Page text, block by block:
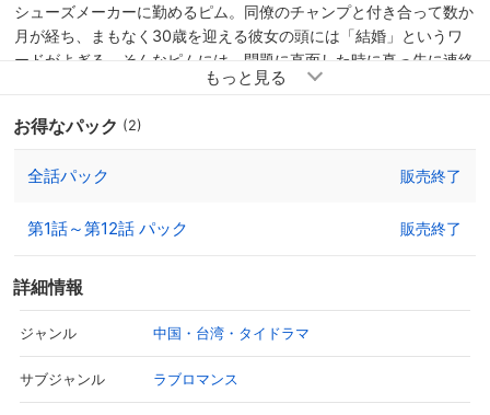
シューズメーカーに勤めるピム。同僚のチャンプと付き合って数か
月が経ち、まもなく30歳を迎える彼女の頭には「結婚」というワ
ードがよぎる。そんなピムには、問題に直面した時に真っ先に連絡
する同級生の男友達がいた。航空会社に勤めるポンだ。家が近く、
う約束が。いつからかピムに想いを寄せていたポンにできるのは、
お得なパック (2)
全話パック 販売終了
第1話～第12話 パック 販売終了
詳細情報
ジャンル 中国・台湾・タイドラマ
サブジャンル ラブロマンス